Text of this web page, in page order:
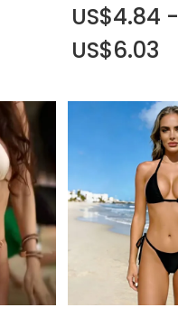
US$4.84 -
US$6.03